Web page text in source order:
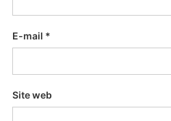
E-mail *
Site web